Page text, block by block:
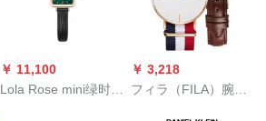
のファン腕时计黒侍
AR 6008
￥ 11,100
Lola Rose mini绿时计
￥ 3,218
フィラ（FILA）腕時